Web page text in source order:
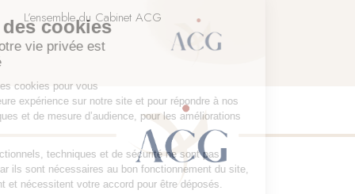
L’ensemble du Cabinet ACG